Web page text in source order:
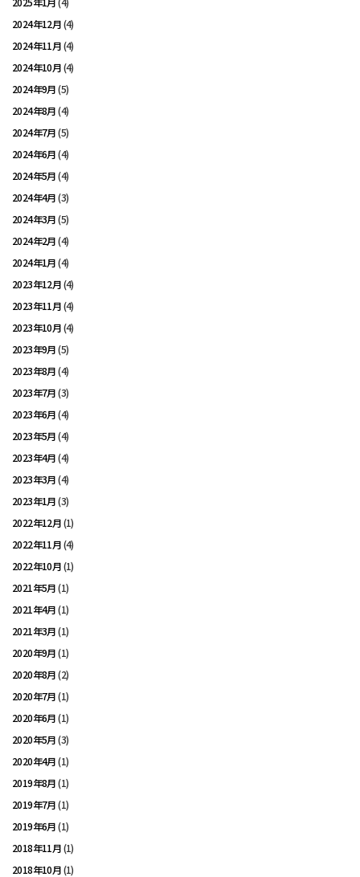
2024年12月(4)
2024年11月(4)
2024年10月(4)
2024年9月(5)
2024年8月(4)
2024年7月(5)
2024年6月(4)
2024年5月(4)
2024年4月(3)
2024年3月(5)
2024年2月(4)
2024年1月(4)
2023年12月(4)
2023年11月(4)
2023年10月(4)
2023年9月(5)
2023年8月(4)
2023年7月(3)
2023年6月(4)
2023年5月(4)
2023年4月(4)
2023年3月(4)
2023年1月(3)
2022年12月(1)
2022年11月(4)
2022年10月(1)
2021年5月(1)
2021年4月(1)
2021年3月(1)
2020年9月(1)
2020年8月(2)
2020年7月(1)
2020年6月(1)
2020年5月(3)
2020年4月(1)
2019年8月(1)
2019年7月(1)
2019年6月(1)
2018年11月(1)
2018年10月(1)